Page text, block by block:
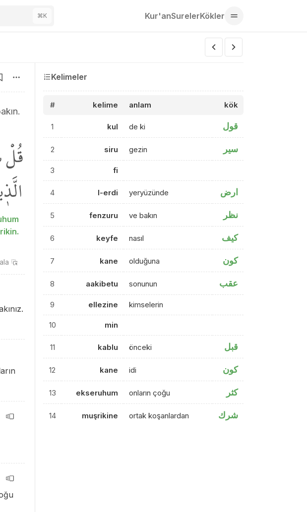
⌘K Kur'anSurelerKökler
Kelimeler
# kelime anlam kök
1 kul de ki قول
2 siru gezin سير
3 fi
4 l-erdi yeryüzünde ارض
5 fenzuru ve bakın نظر
6 keyfe nasıl كيف
7 kane olduğuna كون
8 aakibetu sonunun عقب
9 ellezine kimselerin
10 min
11 kablu önceki قبل
12 kane idi كون
13 ekseruhum onların çoğu كثر
14 muşrikine ortak koşanlardan شرك